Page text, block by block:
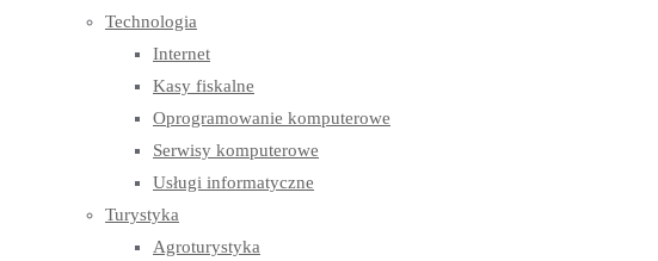
Technologia
Internet
Kasy fiskalne
Oprogramowanie komputerowe
Serwisy komputerowe
Usługi informatyczne
Turystyka
Agroturystyka